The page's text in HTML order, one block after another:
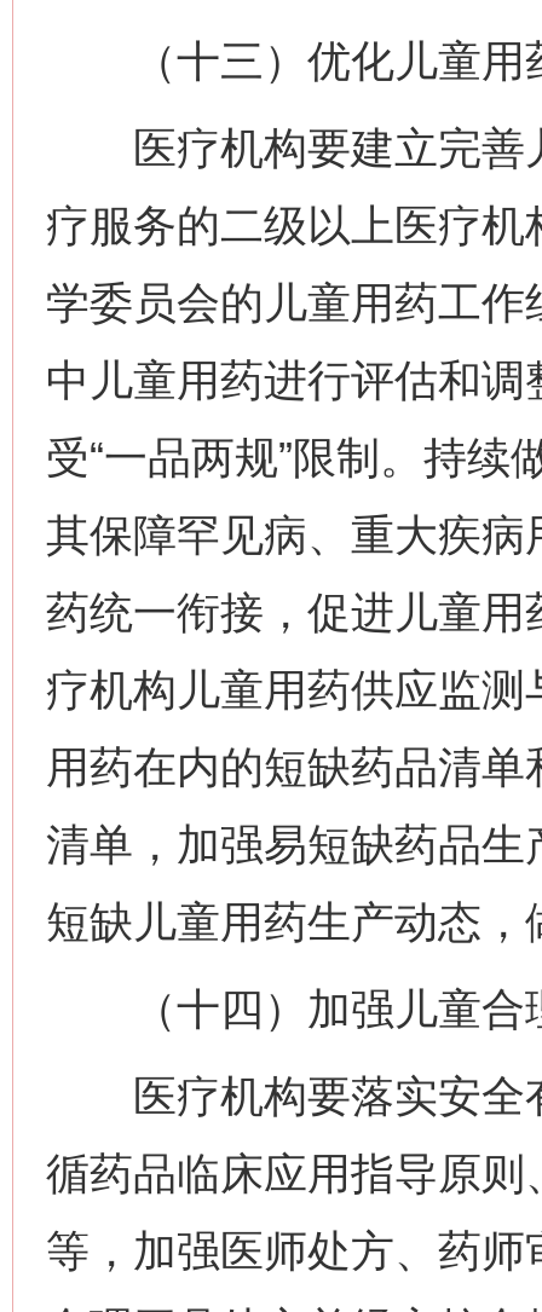
（十三）优化儿童用
医疗机构要建立完善
疗服务的二级以上医疗
学委员会的儿童用药工
中儿童用药进行评估和
受“一品两规”限制。持
其保障罕见病、重大疾
药统一衔接，促进儿童
疗机构儿童用药供应监
用药在内的短缺药品清
清单，加强易短缺药品
短缺儿童用药生产动态，
（十四）加强儿童合
医疗机构要落实安全
循药品临床应用指导原
等，加强医师处方、药